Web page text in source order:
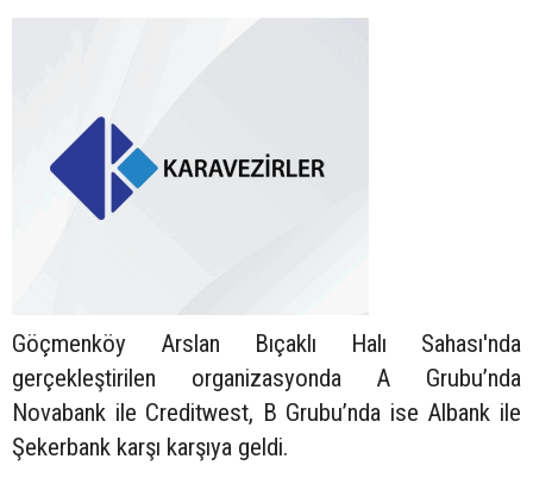
Göçmenköy Arslan Bıçaklı Halı Sahası'nda
gerçekleştirilen organizasyonda A Grubu’nda
Novabank ile Creditwest, B Grubu’nda ise Albank ile
Şekerbank karşı karşıya geldi.